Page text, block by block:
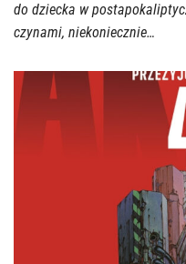
do dziecka w
czynami, niekoniecznie…